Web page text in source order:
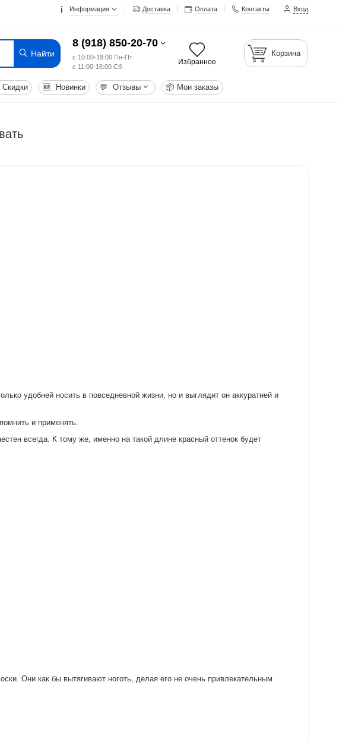
Информация Доставка Оплата Контакты Вход
Найти
8 (918) 850-20-70
с 10:00-18:00 Пн-Пт
с 11:00-16:00 Сб
Избранное
Корзина
Скидки 🆕 Новинки 💬 Отзывы 📦 Мои заказы
удобней носить в повседневной жизни, но и выглядит он аккуратней и
и применять.
всегда. К тому же, именно на такой длине красный оттенок будет
Они как бы вытягивают ноготь, делая его не очень привлекательным